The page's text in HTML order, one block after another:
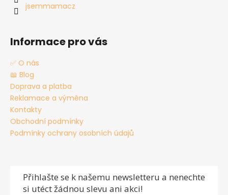
jsemmamacz
Informace pro vás
✅ O nás
📖 Blog
Doprava a platba
Reklamace a výměna
Kontakty
Obchodní podmínky
Podmínky ochrany osobních údajů
Přihlašte se k našemu newsletteru a nenechte
si utéct žádnou slevu ani akci!